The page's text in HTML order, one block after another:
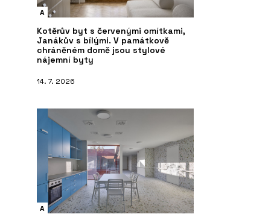
A
Kotěrův byt s červenými omítkami,
Janákův s bílými. V památkově
chráněném domě jsou stylové
nájemní byty
14. 7. 2026
A